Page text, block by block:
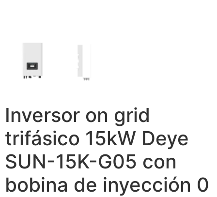
Inversor on grid
trifásico 15kW Deye
SUN-15K-G05 con
bobina de inyección 0